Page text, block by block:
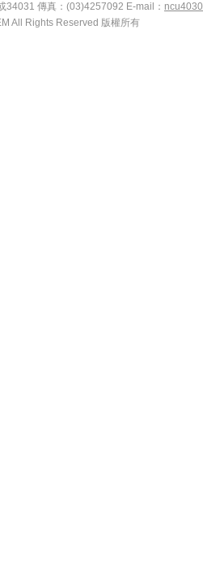
34031 傳真：(03)4257092 E-mail：
All Rights Reserved 版權所有